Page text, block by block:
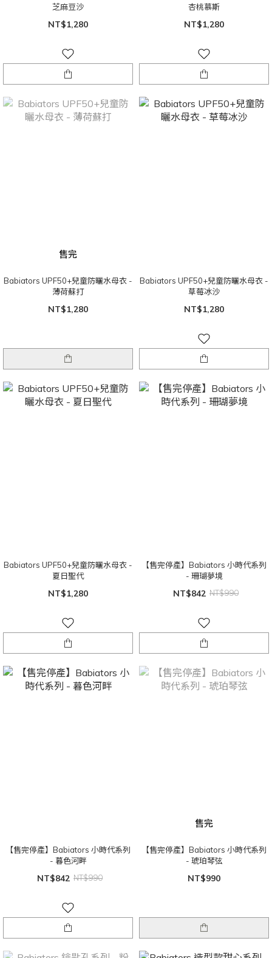
芝麻豆沙
NT$1,280
杏桃慕斯
NT$1,280
售完
Babiators UPF50+兒童防曬水母衣 -
薄荷蘇打
NT$1,280
Babiators UPF50+兒童防曬水母衣 -
草莓冰沙
NT$1,280
Babiators UPF50+兒童防曬水母衣 -
夏日聖代
NT$1,280
【售完停產】Babiators 小時代系列
- 珊瑚夢境
NT$842 NT$990
【售完停產】Babiators 小時代系列
- 暮色河畔
NT$842 NT$990
售完
【售完停產】Babiators 小時代系列
- 琥珀琴弦
NT$990